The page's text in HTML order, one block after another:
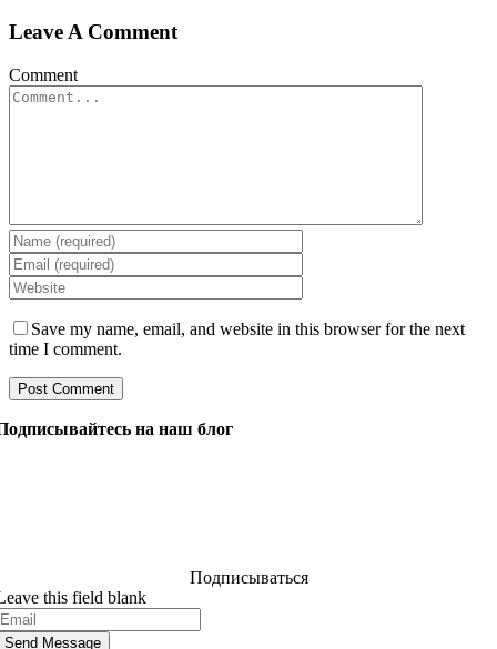
Leave A Comment
Comment
Save my name, email, and website in this browser for the next
time I comment.
на наш блог
Подписываться
this field blank
Send Message